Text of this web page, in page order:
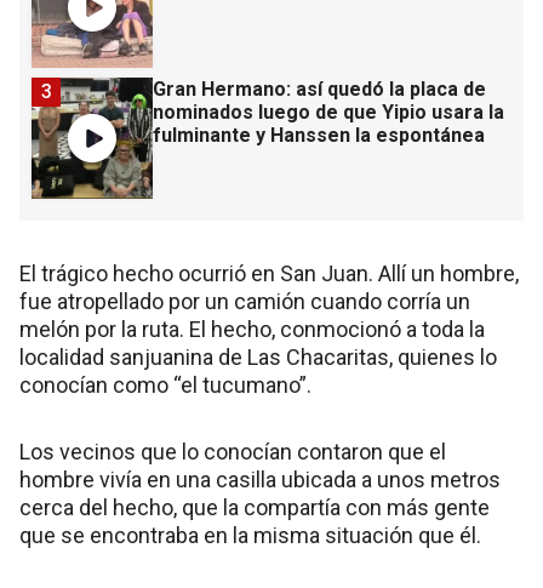
Gran Hermano: así quedó la placa de
nominados luego de que Yipio usara la
fulminante y Hanssen la espontánea
3
El trágico hecho ocurrió en San Juan. Allí un hombre,
fue atropellado por un camión cuando corría un
melón por la ruta. El hecho, conmocionó a toda la
localidad sanjuanina de Las Chacaritas, quienes lo
conocían como “el tucumano”.
Los vecinos que lo conocían contaron que el
hombre vivía en una casilla ubicada a unos metros
cerca del hecho, que la compartía con más gente
que se encontraba en la misma situación que él.